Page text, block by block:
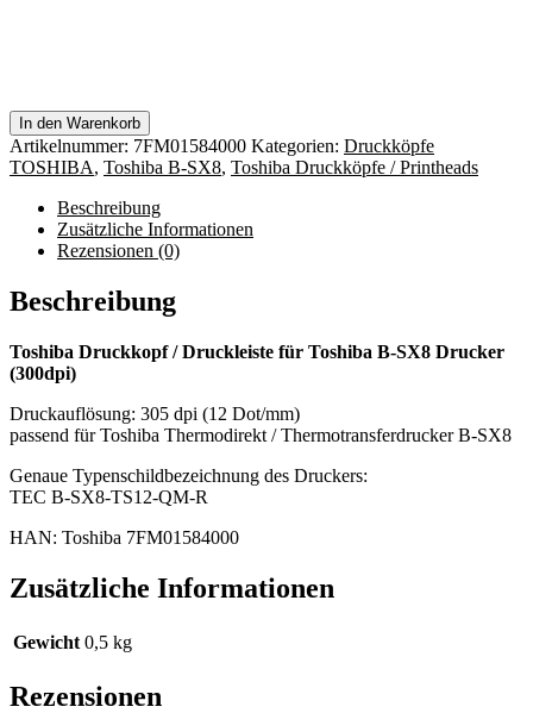
In den Warenkorb
Artikelnummer: 7FM01584000 Kategorien: Druckköpfe
TOSHIBA, Toshiba B-SX8, Toshiba Druckköpfe / Printheads
Beschreibung
Zusätzliche Informationen
Rezensionen (0)
Beschreibung
Toshiba Druckkopf / Druckleiste für Toshiba B-SX8 Drucker
(300dpi)
Druckauflösung: 305 dpi (12 Dot/mm)
passend für Toshiba Thermodirekt / Thermotransferdrucker B-SX8
Genaue Typenschildbezeichnung des Druckers:
TEC B-SX8-TS12-QM-R
HAN: Toshiba 7FM01584000
Zusätzliche Informationen
Gewicht 0,5 kg
Rezensionen